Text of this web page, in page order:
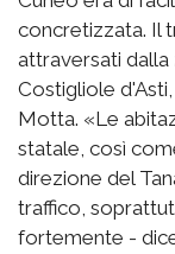
concretizzata. Il
attraversati dalla
Costigliole
Motta. «Le
statale, così
direzione del
traffico,
fortemente -